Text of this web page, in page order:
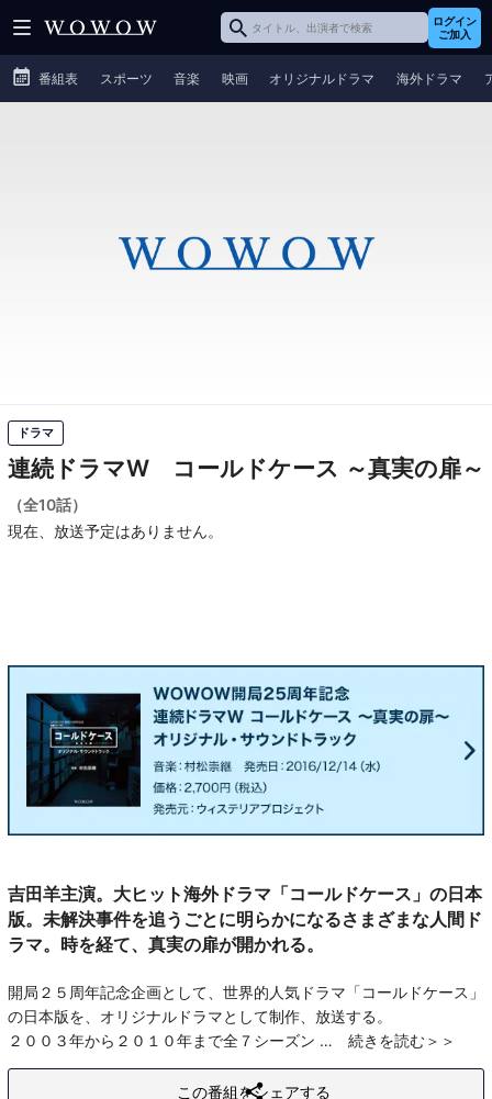
ログイン
ご加入
番組表 スポーツ 音楽 映画 オリジナルドラマ 海外ドラマ
ドラマ
連続ドラマW コールドケース ～真実の扉～
（全10話）
現在、放送予定はありません。
吉田羊主演。大ヒット海外ドラマ「コールドケース」の日本
版。未解決事件を追うごとに明らかになるさまざまな人間ド
ラマ。時を経て、真実の扉が開かれる。
開局２５周年記念企画として、世界的人気ドラマ「コールドケース」
の日本版を、オリジナルドラマとして制作、放送する。
２００３年から２０１０年まで全７シーズン
続きを読む
この番組をシェアする